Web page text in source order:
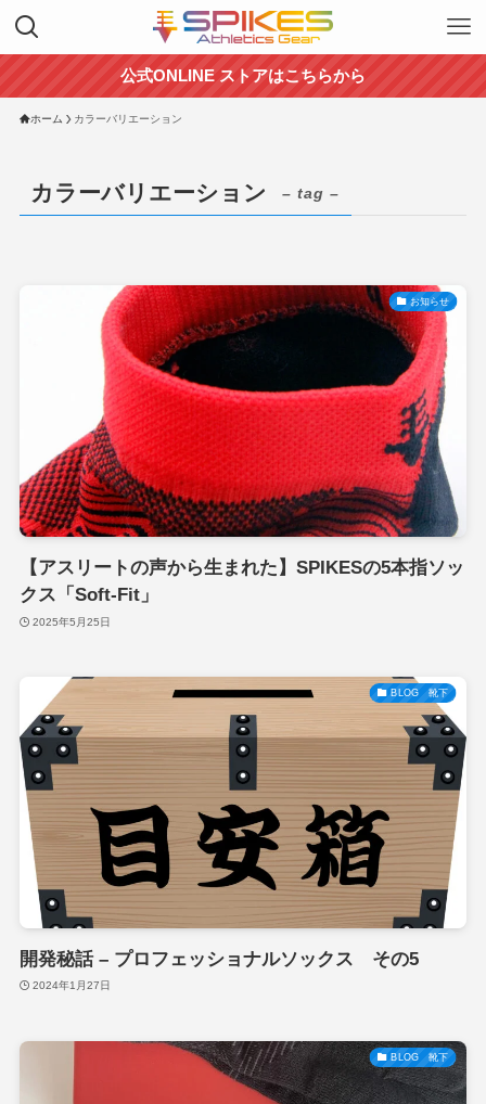
公式ONLINE ストアはこちらから
ホーム カラーバリエーション
カラーバリエーション – tag –
お知らせ
【アスリートの声から生まれた】SPIKESの5本指ソッ
クス「Soft-Fit」
2025年5月25日
BLOG 靴下
開発秘話 – プロフェッショナルソックス その5
2024年1月27日
BLOG 靴下